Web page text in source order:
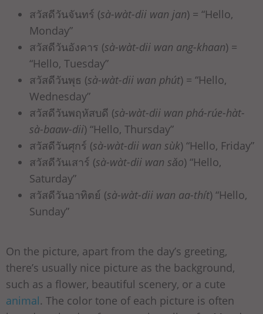
สวัสดีวันจันทร์ (sà-wàt-dii wan jan) = “Hello,
Monday”
สวัสดีวันอังคาร (sà-wàt-dii wan ang-khaan) =
“Hello, Tuesday”
สวัสดีวันพุธ (sà-wàt-dii wan phút) = “Hello,
Wednesday”
สวัสดีวันพฤหัสบดี (sà-wàt-dii wan phá-rúe-hàt-
sà-baaw-dii) “Hello, Thursday”
สวัสดีวันศุกร์ (sà-wàt-dii wan sùk) “Hello, Friday”
สวัสดีวันเสาร์ (sà-wàt-dii wan sǎo) “Hello,
Saturday”
สวัสดีวันอาทิตย์ (sà-wàt-dii wan aa-thít) “Hello,
Sunday”
On the picture, apart from the day’s greeting,
there’s usually nice picture as the background,
such as a flower, beautiful scenery, or a cute
animal. The color tone of each picture is often